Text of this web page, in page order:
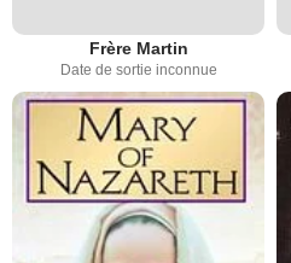
Frère Martin
Date de sortie inconnue